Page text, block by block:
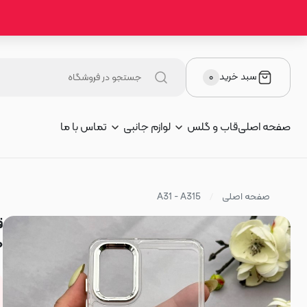
سبد خرید ۰
صفحه اصلیقاب و گلس لوازم جانبی تماس با ما
صفحه اصلی A31 - A315